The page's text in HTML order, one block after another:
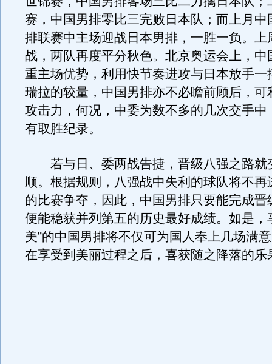
赛，中国男排零比三完败日本队；而上月中
排联赛中主场迎战日本男排，一胜一负。上
战，两队再度平分秋色。北京奥运会上，中
重主场优势，利用快节奏进攻与日本放手一
瑞拉的较量，中国男排亦不必瞻前顾后，可
攻击力，何况，中委为数不多的几次交手中
有取胜纪录。
若与日、委两战告捷，晋级八强之路就
顺。根据规则，八强战中失利的球队将不再
的比赛争夺，因此，中国男排只要能完成晋
便能稳获并列第五的历史最好成绩。如是，
美”的中国男排将不仅可为国人奉上几场满
在享受到美丽过程之后，喜获随之降落的乐